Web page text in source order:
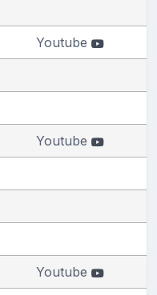
Youtube
Youtube
Youtube